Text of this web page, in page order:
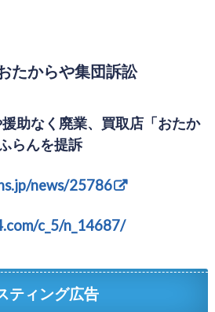
たからや集団訴訟
助なく廃業、買取店「おたか
らんを提訴
news/25786
c_5/n_14687/
ティング広告